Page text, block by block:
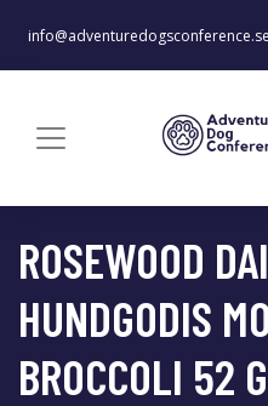
info@adventuredogsconference.se
ROSEWOOD
HUNDGODIS
BROCCOLI 52 G